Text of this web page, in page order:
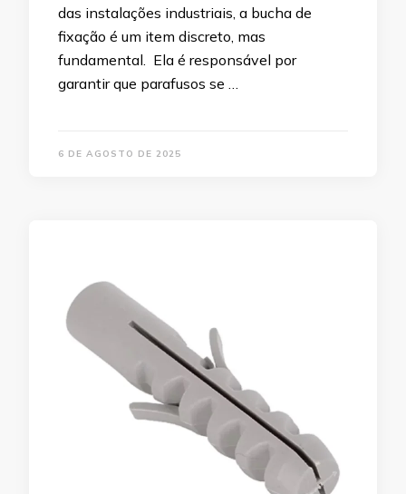
das instalações industriais, a bucha de
fixação é um item discreto, mas
fundamental. Ela é responsável por
garantir que parafusos se …
6 DE AGOSTO DE 2025